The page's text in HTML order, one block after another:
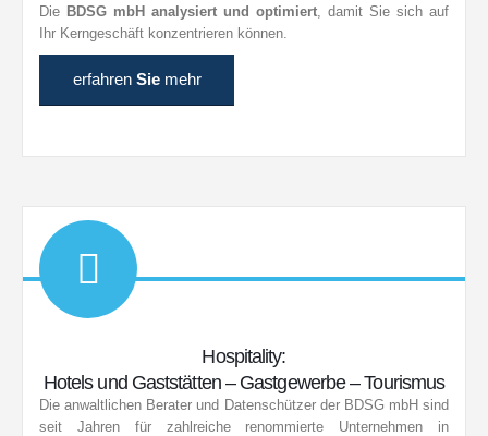
Die BDSG mbH analysiert und optimiert , damit Sie sich auf
Ihr Kerngeschäft konzentrieren können.
erfahren Siemehr
Hospitality:
Hotels und Gaststätten – Gastgewerbe – Tourismus
Die anwaltlichen Berater und Datenschützer der BDSG mbH sind
seit Jahren für zahlreiche renommierte Unternehmen in